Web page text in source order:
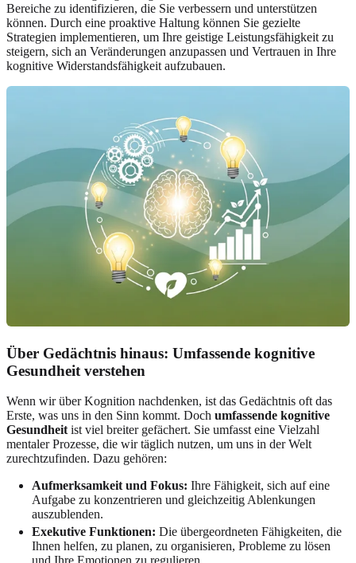
Bereiche zu identifizieren, die Sie verbessern und unterstützen
können. Durch eine proaktive Haltung können Sie gezielte
Strategien implementieren, um Ihre geistige Leistungsfähigkeit zu
steigern, sich an Veränderungen anzupassen und Vertrauen in Ihre
kognitive Widerstandsfähigkeit aufzubauen.
Über Gedächtnis hinaus: Umfassende kognitive
Gesundheit verstehen
Wenn wir über Kognition nachdenken, ist das Gedächtnis oft das
Erste, was uns in den Sinn kommt. Doch umfassende kognitive
Gesundheitist viel breiter gefächert. Sie umfasst eine Vielzahl
mentaler Prozesse, die wir täglich nutzen, um uns in der Welt
zurechtzufinden. Dazu gehören:
Aufmerksamkeit und Fokus: Ihre Fähigkeit, sich auf eine
Aufgabe zu konzentrieren und gleichzeitig Ablenkungen
auszublenden.
Exekutive Funktionen: Die übergeordneten Fähigkeiten, die
Ihnen helfen, zu planen, zu organisieren, Probleme zu lösen